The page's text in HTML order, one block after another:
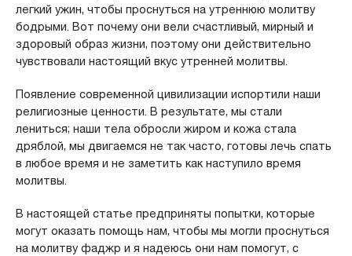
легкий ужин, чтобы проснуться на утреннюю молитву
бодрыми. Вот почему они вели счастливый, мирный и
здоровый образ жизни, поэтому они действительно
чувствовали настоящий вкус утренней молитвы.
Появление современной цивилизации испортили наши
религиозные ценности. В результате, мы стали
лениться; наши тела обросли жиром и кожа стала
дряблой, мы двигаемся не так часто, готовы лечь спать
в любое время и не заметить как наступило время
молитвы.
В настоящей статье предприняты попытки, которые
могут оказать помощь нам, чтобы мы могли проснуться
на молитву фаджр и я надеюсь они нам помогут, с